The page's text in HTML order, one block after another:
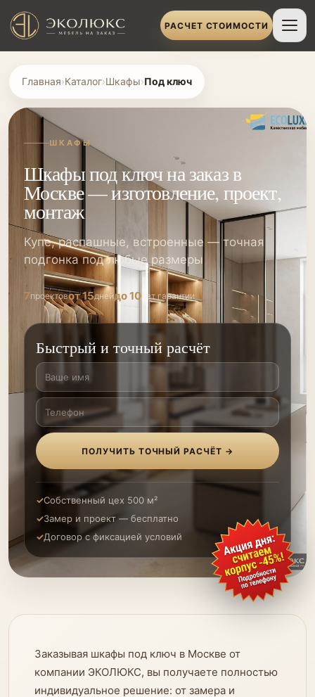
РАСЧЕТ СТОИМОСТИ
Главная›Каталог›Шкафы›Под ключ
ШКАФЫ
Шкафы под ключ на заказ в
Москве — изготовление, проект,
монтаж
Купе, распашные, встроенные — точная
подгонка под любые размеры
7проектовот 15днейдо 10 лет гарантии
Быстрый и точный расчёт
ПОЛУЧИТЬ ТОЧНЫЙ РАСЧЁТ →
Собственный цех 500 м²
Замер и проект — бесплатно
Договор с фиксацией условий
Заказывая шкафы под ключ в Москве от
компании ЭКОЛЮКС, вы получаете полностью
индивидуальное решение: от замера и